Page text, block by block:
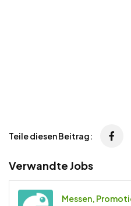
Teile diesen Beitrag:
Verwandte Jobs
Messen,